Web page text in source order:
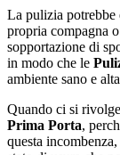
La pulizia potrebbe
propria compagna
sopportazione di
in modo che le
ambiente sano e
Quando ci si
Prima Porta,
questa